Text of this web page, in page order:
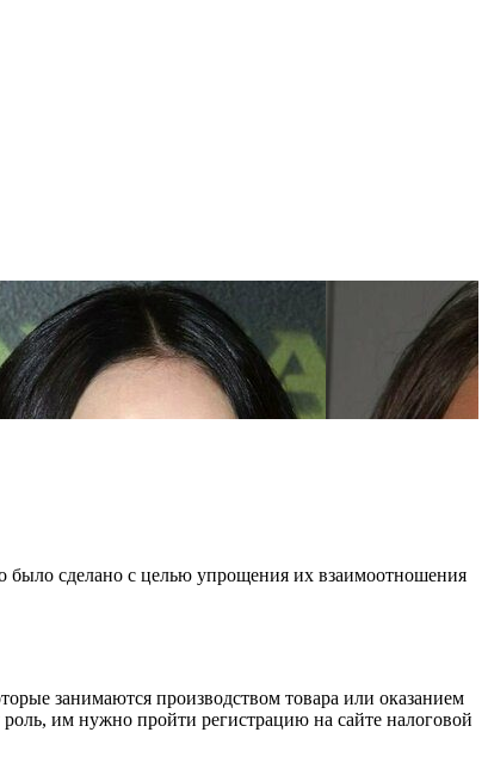
было сделано с целью упрощения их взаимоотношения
занимаются производством товара или оказанием
им нужно пройти регистрацию на сайте налоговой